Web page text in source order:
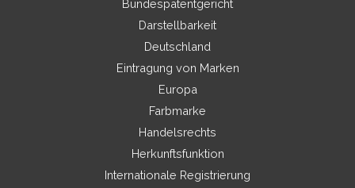
Bundespatentgericht
Darstellbarkeit
Deutschland
Eintragung von Marken
Europa
Farbmarke
Handelsrechts
Herkunftsfunktion
Internationale Registrierung